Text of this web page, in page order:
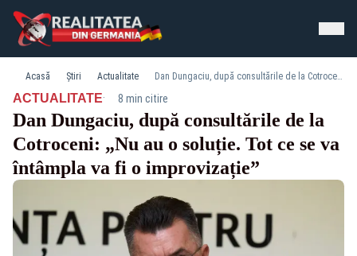
Acasă Știri Actualitate Dan Dungaciu, după consultările de la Cotroceni: „Nu au o soluție. Tot ce se va întâmpla va fi o improvizație”
ACTUALITATE· 8 min citire
Dan Dungaciu, după consultările de la
Cotroceni: „Nu au o soluție. Tot ce se va
întâmpla va fi o improvizație”